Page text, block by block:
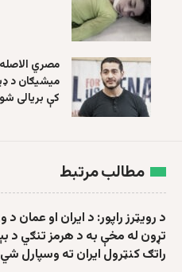
مصري
میشیګان د
کې بریالی شو
مطالب مرتبط
د رویټرز راپور: د ایران او عمان د
تړون له مخې به د هرمز تنګي د
راتګ کنټرول ایران ته وسپارل شي